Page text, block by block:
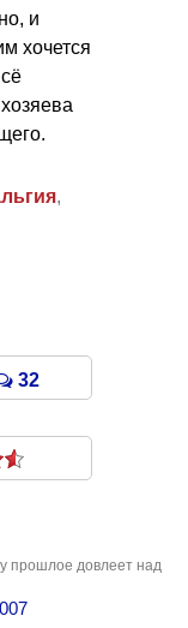
и
хочется
,
32
прошлое довлеет над